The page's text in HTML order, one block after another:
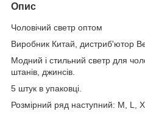
Опис
Чоловічий светр оптом
Виробник Китай, дистриб'ютор
Модний і стильний светр для
штанів, джинсів.
5 штук в упаковці.
Розмірний ряд наступний: M, L,